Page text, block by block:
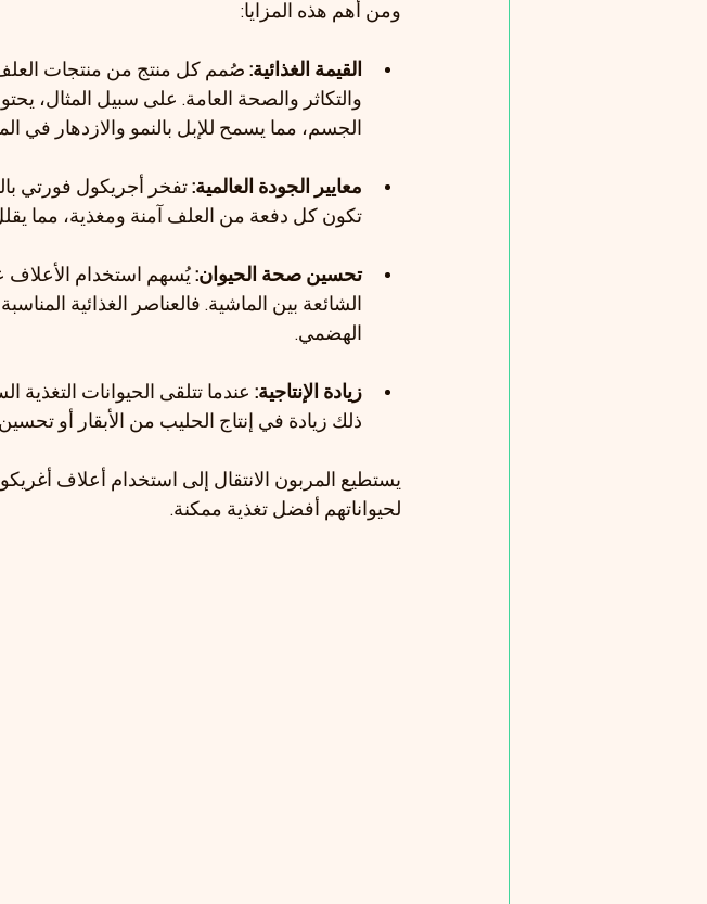
ومن أهم هذه المزايا:
القيمة الغذائية: صُمم كل منتج من منتجات العلف
والتكاثر والصحة العامة. على سبيل المثال،
الجسم، مما يسمح للإبل بالنمو والازدهار في
معايير الجودة العالمية: تفخر أجريكول فورتي
تكون كل دفعة من العلف آمنة ومغذية، مما
تحسين صحة الحيوان: يُسهم استخدام الأعلاف
الشائعة بين الماشية. فالعناصر الغذائية
الهضمي.
زيادة الإنتاجية: عندما تتلقى الحيوانات التغذية
ذلك زيادة في إنتاج الحليب من الأبقار أو
يستطيع المربون الانتقال إلى استخدام أعلاف
لحيواناتهم أفضل تغذية ممكنة.